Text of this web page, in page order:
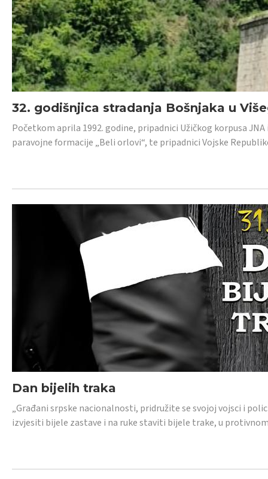
32. godišnjica stradanja Bošnjaka u
Početkom aprila 1992. godine, pripadnici Užičkog korpusa
paravojne formacije „Beli orlovi“, te pripadnici Vojske
Dan bijelih traka
„Građani srpske nacionalnosti, pridružite se svojoj vojsci i
izvjesiti bijele zastave i na ruke staviti bijele trake, u